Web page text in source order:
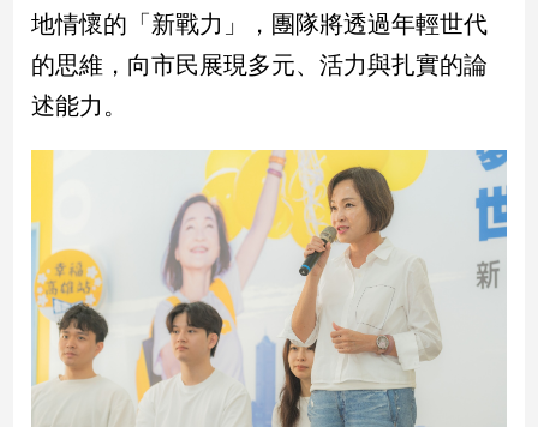
點
民
調
國
焦
觀
點
岸/
地情懷的「新戰力」，團隊將透過年輕世代
的思維，向市民展現多元、活力與扎實的論
述能力。